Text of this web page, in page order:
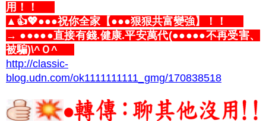
用！！
▲👍💖●●●祝你全家【●●●狠狠共富變強】！！
→ ●●●●●直接有錢.健康.平安萬代(●●●●●不再受害、
被騙)\^Ｏ^
http://classic-
blog.udn.com/ok1111111111_gmg/170838518